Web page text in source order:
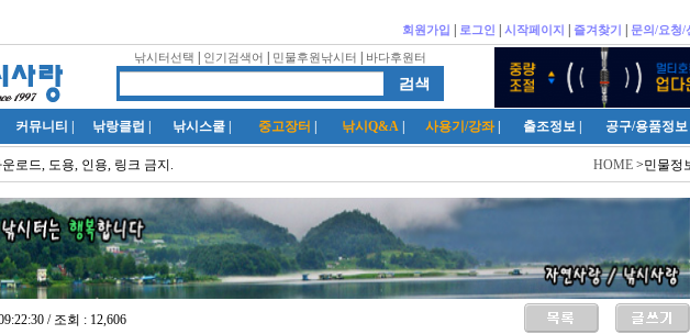
회원가입 로그인 시작페이지 즐겨찾기 문의/요청/
낚시터선택 인기검색어 민물후원낚시터 바다후원터
커뮤니티 낚랑클럽 낚시스쿨 중고장터 낚시Q&A 사용기/강좌 출조정보 공구/용품정보
로드, 도용, 인용, 링크 금지. HOME>민물정
/ 조회 : 12,606